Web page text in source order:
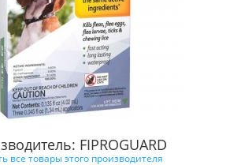
FIPROGUARD
все товары этого производителя